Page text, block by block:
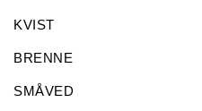
KVIST
BRENNE
SMÅVED